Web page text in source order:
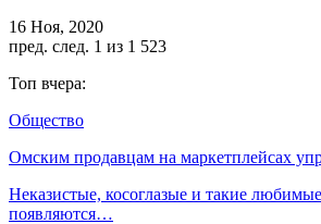
16 Ноя, 2020
пред. след. 1 из 1 523
Топ вчера:
Общество
Омским продавцам на маркетплейсах
Неказистые, косоглазые и такие
появляются…